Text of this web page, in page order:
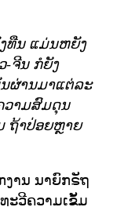
ທືນ ແມ່ນຫຍັງ
-ຈີນ ກໍຍັງ
ຜ່ານມາແຕ່ລະ
ວາມສົມດຸນ
ຖ້າປ່ອຍຫຼາຍ
ງານ ນາຍົກຣັຖ
ະວີຄວາມເຂັ້ມ